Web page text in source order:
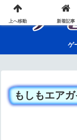
ゲ
もしもエア
上へ移動 新着記事